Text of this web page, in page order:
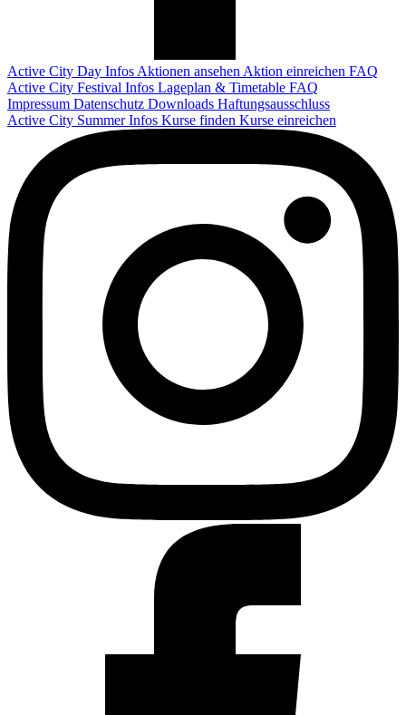
Active City Day Infos Aktionen ansehen Aktion einreichen FAQ
Active City Festival Infos Lageplan & Timetable FAQ
Impressum Datenschutz Downloads Haftungsausschluss
Active City SummerInfos Kurse finden Kurse einreichen